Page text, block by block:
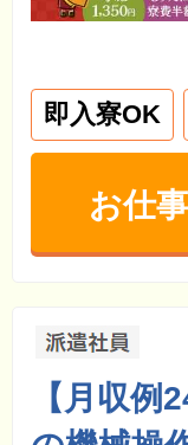
即入寮OK
お仕
【月収